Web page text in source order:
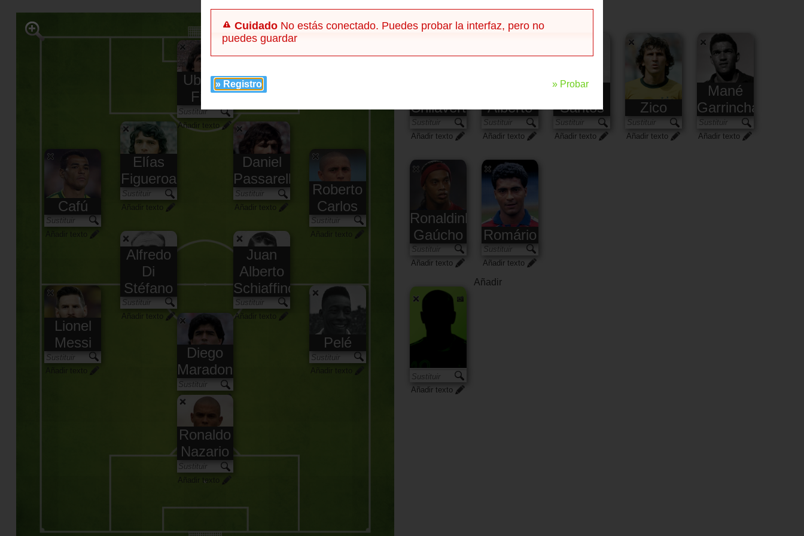
Ubaldo
Fillol
Añadir texto
Cafú
Añadir texto
Elías
Figueroa
Añadir texto
Daniel
Passarella
Añadir texto
Roberto
Carlos
Añadir texto
Alfredo
Di
Stéfano
Añadir texto
Juan
Alberto
Schiaffino
Añadir texto
Lionel
Messi
Diego
Maradona
Añadir texto
Pelé
Añadir texto
Ronaldo
Nazario
Añadir texto
Chilavert
Añadir texto
Alberto
Añadir texto
Nílton
Santos
Añadir texto
Zico
Añadir texto
Mané
Garrincha
Añadir texto
Ronaldinho
Gaúcho
Añadir texto
Romário
Añadir texto
Añadir texto
Añadir
CuidadoNo estás conectado. Puedes probar la interfaz, pero no
puedes guardar
» Registro » Probar